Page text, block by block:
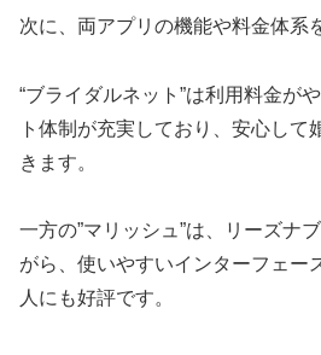
次に、両アプリの機能や料金体系
“ブライダルネット”は利用料金が
ト体制が充実しており、安心して
きます。
一方の”マリッシュ”は、リーズナ
がら、使いやすいインターフェー
人にも好評です。